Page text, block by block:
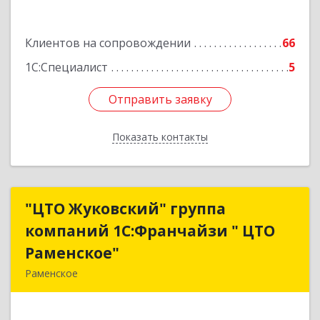
Клиентов на сопровождении
66
1С:Специалист
5
Отправить заявку
Показать контакты
Отправить заявку
Назад
"ЦТО Жуковский" группа
компаний 1С:Франчайзи " ЦТО
Раменское"
Раменское
"ЦТО Жуковский" группа
компаний 1С:Франчайзи " ЦТО